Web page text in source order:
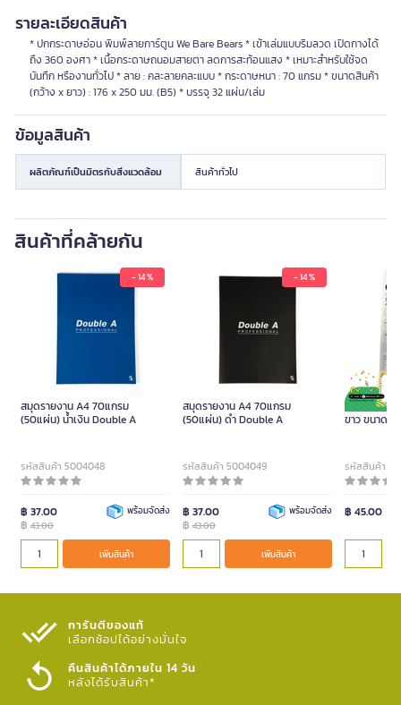
รายละเอียดสินค้า
* ปกกระดาษอ่อน พิมพ์ลายการ์ตูน We Bare Bears * เข้าเล่มแบบริมลวด เปิดกางได้
ถึง 360 องศา * เนื้อกระดาษถนอมสายตา ลดการสะท้อนแสง * เหมาะสำหรับใช้จด
บันทึก หรืองานทั่วไป * ลาย : คละลายคละแบบ * กระดาษหนา : 70 แกรม * ขนาดสินค้า
(กว้าง x ยาว) : 176 x 250 มม. (B5) * บรรจุ 32 แผ่น/เล่ม
ข้อมูลสินค้า
ผลิตภัณฑ์เป็นมิตรกับสิ่งแวดล้อม สินค้าทั่วไป
สินค้าที่คล้ายกัน
- 14 %
สมุดรายงาน A4 70แกรม
(50แผ่น) น้ำเงิน Double A
รหัสสินค้า 5004048
฿ 37.00
฿ 43.00
พร้อมจัดส่ง
เพิ่มสินค้า
- 14 %
สมุดรายงาน A4 70แกรม
(50แผ่น) ดำ Double A
รหัสสินค้า 5004049
฿ 37.00
฿ 43.00
พร้อมจัดส่ง
เพิ่มสินค้า
ใบส่งของ 2
ขาว ขนาด
รหัสสินค้า
฿ 45.00
การันตีของแท้
เลือกช้อปได้อย่างมั่นใจ​
คืนสินค้าได้ภายใน 14 วัน
หลังได้รับสินค้า*